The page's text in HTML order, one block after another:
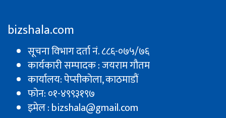
bizshala.com
सूचना विभाग दर्ता नं. ८८६-०७५/७६
कार्यकारी सम्पादक : जयराम गौतम
कार्यालय: पेप्सीकाेला, काठमाडौं
फोन: ०१-४९९३१९७
इमेल : bizshala@gmail.com